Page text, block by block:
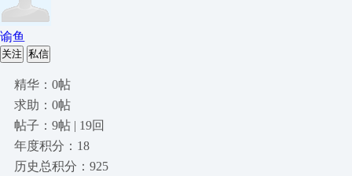
谕鱼
关注 私信
精华：0帖
求助：0帖
帖子：9帖 | 19回
年度积分：18
历史总积分：925